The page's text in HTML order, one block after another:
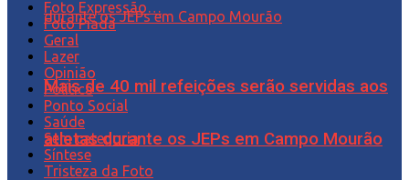
Mais de 40 mil refeições serão servidas aos
atletas durante os JEPs em Campo Mourão
Foto Expressão…
Foto Piada
Geral
Lazer
Opinião
Política
Ponto Social
Saúde
Sem categoria
Síntese
Tristeza da Foto